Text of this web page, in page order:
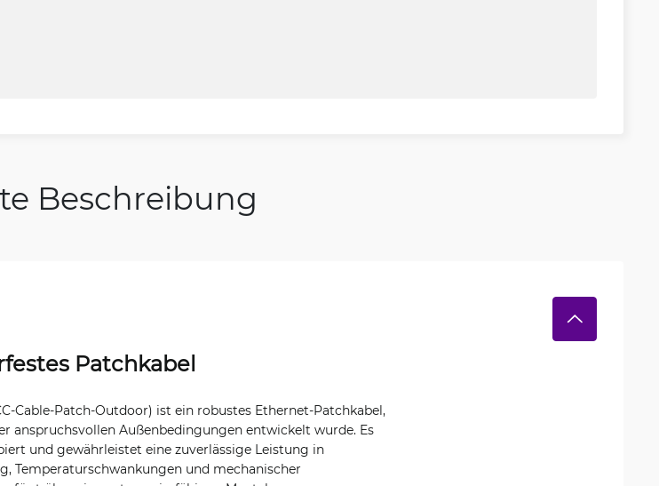
Beschreibung
Patchkabel
Cable-Patch-Outdoor) ist ein robustes Ethernet-Patchkabel,
anspruchsvollen Außenbedingungen entwickelt wurde. Es
und gewährleistet eine zuverlässige Leistung in
Temperaturschwankungen und mechanischer